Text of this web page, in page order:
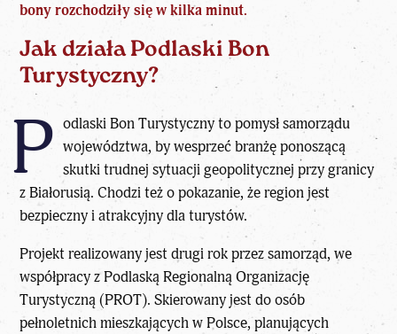
bony rozchodziły się w kilka minut.
Jak działa Podlaski Bon
Turystyczny?
P odlaski Bon Turystyczny to pomysł samorządu
województwa, by wesprzeć branżę ponoszącą
skutki trudnej sytuacji geopolitycznej przy granicy
z Białorusią. Chodzi też o pokazanie, że region jest
bezpieczny i atrakcyjny dla turystów.
Projekt realizowany jest drugi rok przez samorząd, we
współpracy z Podlaską Regionalną Organizację
Turystyczną (PROT). Skierowany jest do osób
pełnoletnich mieszkających w Polsce, planujących